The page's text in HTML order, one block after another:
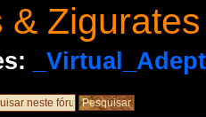
& Zigurates